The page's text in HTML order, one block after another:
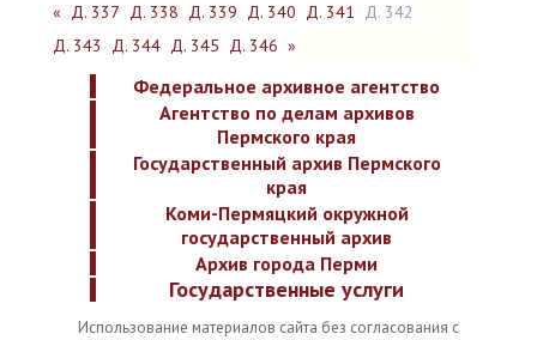
« Д. 337 Д. 338 Д. 339 Д. 340 Д. 341 Д. 342
Д. 343
Д. 344 Д. 345 Д. 346 »
Федеральное архивное агентство
Агентство по делам архивов
Пермского края
Государственный архив Пермского
края
Коми-Пермяцкий окружной
государственный архив
Архив города Перми
Государственные услуги
Использование материалов сайта без согласования с